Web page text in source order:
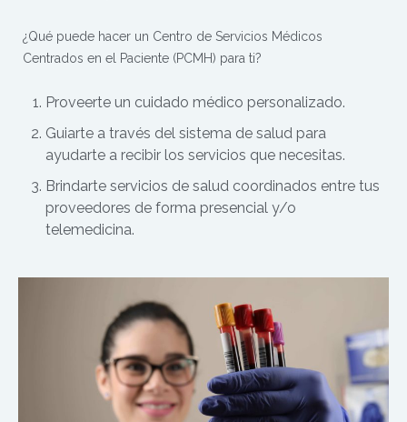
¿Qué puede hacer un Centro de Servicios Médicos
Centrados en el Paciente (PCMH) para ti?
Proveerte un cuidado médico personalizado.
Guiarte a través del sistema de salud para
ayudarte a recibir los servicios que necesitas.
Brindarte servicios de salud coordinados entre tus
proveedores de forma presencial y/o
telemedicina.